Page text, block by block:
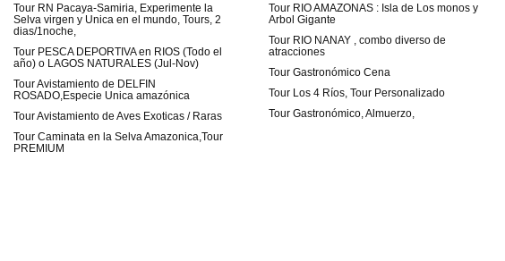
Tour RN Pacaya-Samiria, Experimente la
Selva virgen y Unica en el mundo, Tours, 2
dias/1noche,
Tour PESCA DEPORTIVA en RIOS (Todo el
año) o LAGOS NATURALES (Jul-Nov)
Tour Avistamiento de DELFIN
ROSADO,Especie Unica amazónica
Tour Avistamiento de Aves Exoticas / Raras
Tour Caminata en la Selva Amazonica,Tour
PREMIUM
Tour RIO AMAZONAS : Isla de Los monos y
Arbol Gigante
Tour RIO NANAY , combo diverso de
atracciones
Tour Gastronómico Cena
Tour Los 4 Ríos, Tour Personalizado
Tour Gastronómico, Almuerzo,